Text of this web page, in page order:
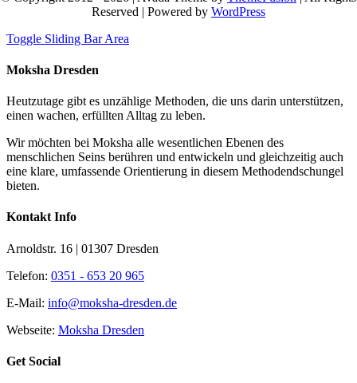
Reserved | Powered by WordPress
Toggle Sliding Bar Area
Moksha Dresden
Heutzutage gibt es unzählige Methoden, die uns darin unterstützen,
einen wachen, erfüllten Alltag zu leben.
Wir möchten bei Moksha alle wesent­lichen Ebenen des
menschlichen Seins berühren und entwickeln und gleichzeitig auch
eine klare, umfassende Orientierung in diesem Methodendschungel
bieten.
Kontakt Info
Arnoldstr. 16 | 01307 Dresden
Telefon: 0351 - 653 20 965
E-Mail: info@moksha-dresden.de
Webseite: Moksha Dresden
Get Social